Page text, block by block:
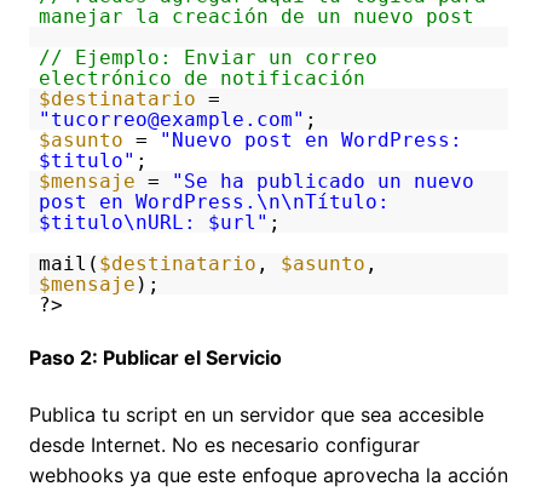
manejar la creación de un nuevo post
// Ejemplo: Enviar un correo
electrónico de notificación
$destinatario =
"tucorreo@example.com" ;
$asunto =
"Nuevo post en WordPress:
$titulo" ;
$mensaje =
"Se ha publicado un nuevo
post en WordPress.\n\nTítulo:
$titulo\nURL: $url" ;
mail( $destinatario , $asunto ,
$mensaje );
?>
Paso 2: Publicar el Servicio
Publica tu script en un servidor que sea accesible
desde Internet. No es necesario configurar
webhooks ya que este enfoque aprovecha la acción